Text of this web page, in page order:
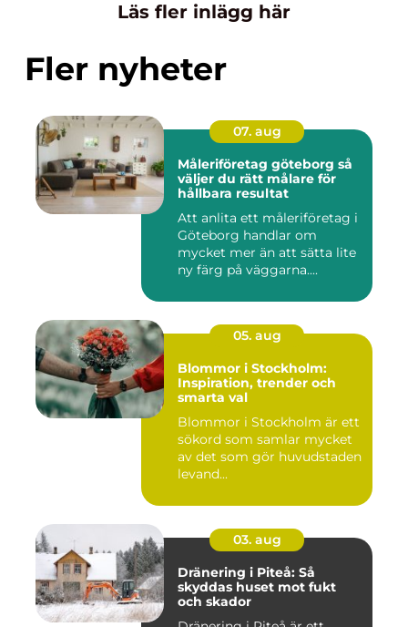
Läs fler inlägg här
Fler nyheter
07. aug
Måleriföretag göteborg så
väljer du rätt målare för
hållbara resultat
Att anlita ett måleriföretag i
Göteborg handlar om
mycket mer än att sätta lite
ny färg på väggarna....
05. aug
Blommor i Stockholm:
Inspiration, trender och
smarta val
Blommor i Stockholm är ett
sökord som samlar mycket
av det som gör huvudstaden
levand...
03. aug
Dränering i Piteå: Så
skyddas huset mot fukt
och skador